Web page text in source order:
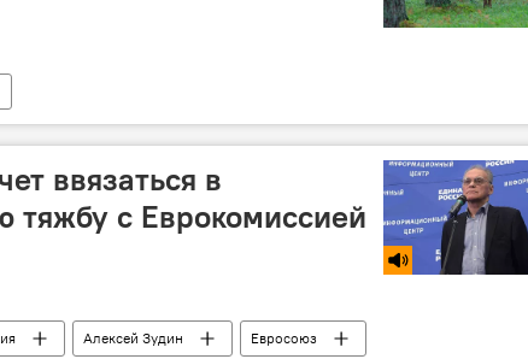
ввязаться в
тяжбу с Еврокомиссией
Алексей Зудин
Евросоюз